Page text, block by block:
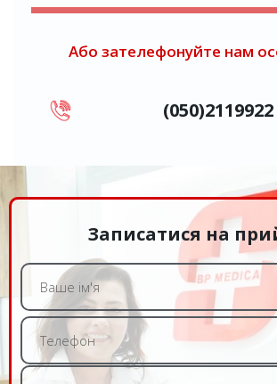
Або зателефонуйте нам
(050)2119922
Записатися на